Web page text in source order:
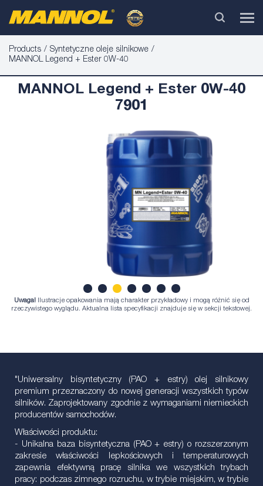
Products
Syntetyczne oleje silnikowe
MANNOL Legend + Ester 0W-40
MANNOL Legend + Ester 0W-40
7901
1 3 4 5 6 7
Uwaga! Ilustracje opakowania mają charakter przykładowy i mogą różnić się od
rzeczywistego wyglądu. Aktualna lista specyfikacji znajduje się w sekcji tekstowej.
"Uniwersalny bisyntetyczny (PAO + estry) olej silnikowy
premium przeznaczony do nowej generacji wszystkich typów
silników. Zaprojektowany zgodnie z wymaganiami niemieckich
producentów samochodów.
Właściwości produktu:
- Unikalna baza bisyntetyczna (PAO + estry) o rozszerzonym
zakresie właściwości lepkościowych i temperaturowych
zapewnia efektywną pracę silnika we wszystkich trybach
pracy: podczas zimnego rozruchu, w trybie miejskim, w trybie